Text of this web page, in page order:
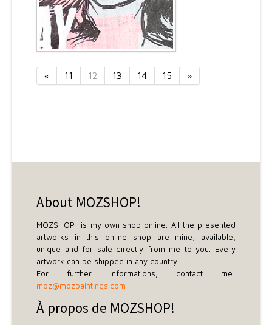
« 11 12 13 14 15 »
About MOZSHOP!
MOZSHOP! is my own shop online. All the presented
artworks in this online shop are mine, available,
unique and for sale directly from me to you. Every
artwork can be shipped in any country.
For further informations, contact me:
moz@mozpaintings.com
À propos de MOZSHOP!